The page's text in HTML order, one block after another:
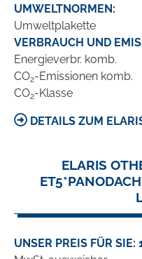
UMWELTNORMEN:
Umweltplakette
VERBRAUCH UND
Energieverbr. komb.
CO2-Emissionen komb.
CO2-Klasse
DETAILS ZUM
ELARIS
UNSER PREIS FÜR